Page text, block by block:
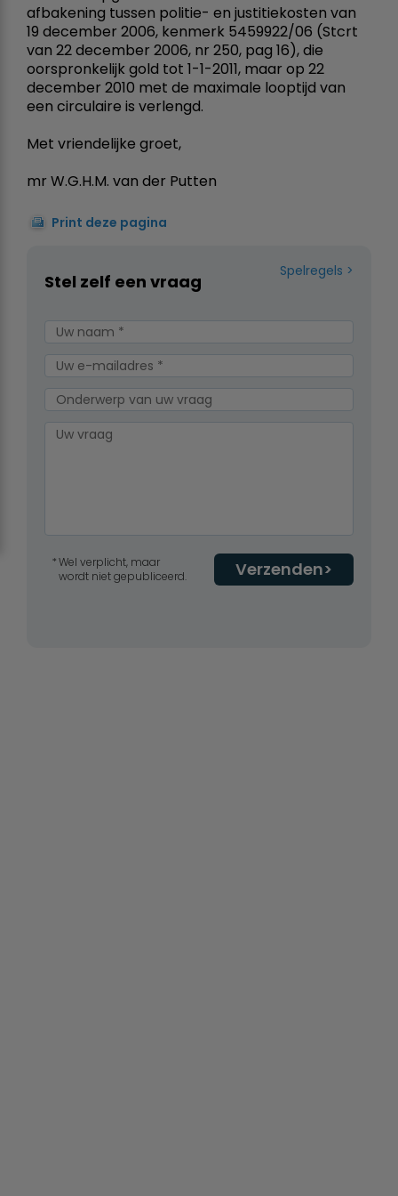
afbakening tussen politie- en justitiekosten van
19 december 2006, kenmerk 5459922/06 (Stcrt
van 22 december 2006, nr 250, pag 16), die
oorspronkelijk gold tot 1-1-2011, maar op 22
december 2010 met de maximale looptijd van
een circulaire is verlengd.
Met vriendelijke groet,
mr W.G.H.M. van der Putten
Print deze pagina
Spelregels
Stel zelf een vraag
Verzenden
Wel verplicht, maar
wordt niet gepubliceerd.